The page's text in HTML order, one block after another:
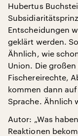
Hubertus
Entscheidungen
geklärt werden.
Ähnlich, wie
Union. Die
Fischereirechte,
kommen dann
Sprache. Ähnlich
Autor: „Was
Reaktionen